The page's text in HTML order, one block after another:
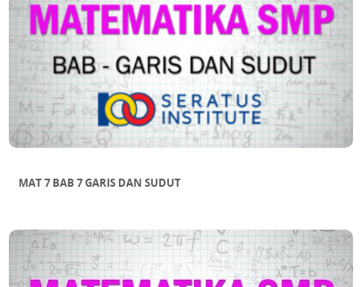
MAT 7 BAB 7 GARIS DAN SUDUT